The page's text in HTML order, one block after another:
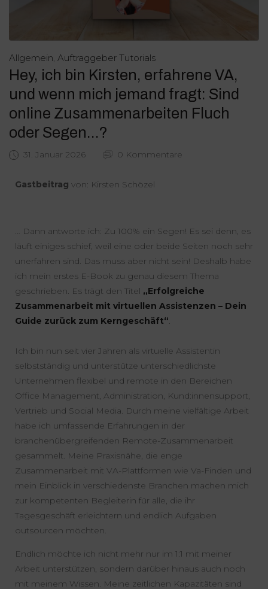
Allgemein Auftraggeber Tutorials
Hey, ich bin Kirsten, erfahrene VA,
und wenn mich jemand fragt: Sind
online Zusammenarbeiten Fluch
oder Segen…?
31. Januar 2026 0 Kommentare
Gastbeitrag von: Kirsten Schözel
… Dann antworte ich: Zu 100% ein Segen! Es sei denn, es
läuft einiges schief, weil eine oder beide Seiten noch sehr
unerfahren sind. Das muss aber nicht sein! Deshalb habe
ich mein erstes E-Book zu genau diesem Thema
geschrieben. Es trägt den Titel „Erfolgreiche
Zusammenarbeit mit virtuellen Assistenzen – Dein
Guide zurück zum Kerngeschäft“
Ich bin nun seit vier Jahren als virtuelle Assistentin
selbstständig und unterstütze unterschiedlichste
Unternehmen flexibel und remote in den Bereichen
Office Management, Administration, Kund:innensupport,
Vertrieb und Social Media. Durch meine vielfältige Arbeit
habe ich umfassende Erfahrungen in der
branchenübergreifenden Remote-Zusammenarbeit
gesammelt. Meine Praxisnähe, die enge
Zusammenarbeit mit VA-Plattformen wie Va-Finden und
mein Einblick in verschiedenste Branchen machen mich
zur kompetenten Begleiterin für alle, die ihr
Tagesgeschäft erleichtern und endlich Aufgaben
outsourcen möchten.
Endlich möchte ich nicht mehr nur im 1:1 mit meiner
Arbeit unterstützen, sondern darüber hinaus auch noch
mit meinem Wissen. Meine zeitlichen Kapazitäten sind